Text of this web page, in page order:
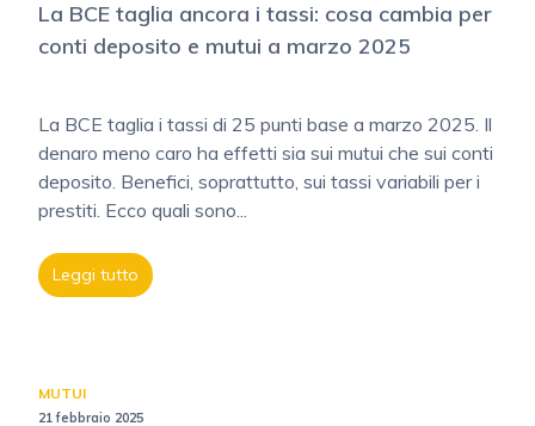
La BCE taglia ancora i tassi: cosa cambia per
conti deposito e mutui a marzo 2025
La BCE taglia i tassi di 25 punti base a marzo 2025. Il
denaro meno caro ha effetti sia sui mutui che sui conti
deposito. Benefici, soprattutto, sui tassi variabili per i
prestiti. Ecco quali sono...
Leggi tutto
MUTUI
21 febbraio 2025